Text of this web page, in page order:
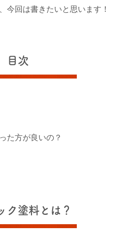
今回は書きたいと思います！
目次
た方が良いの？
ク塗料とは？